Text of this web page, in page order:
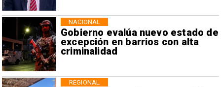
Gobierno evalúa nuevo estado de
excepción en barrios con alta
criminalidad
NACIONAL
REGIONAL